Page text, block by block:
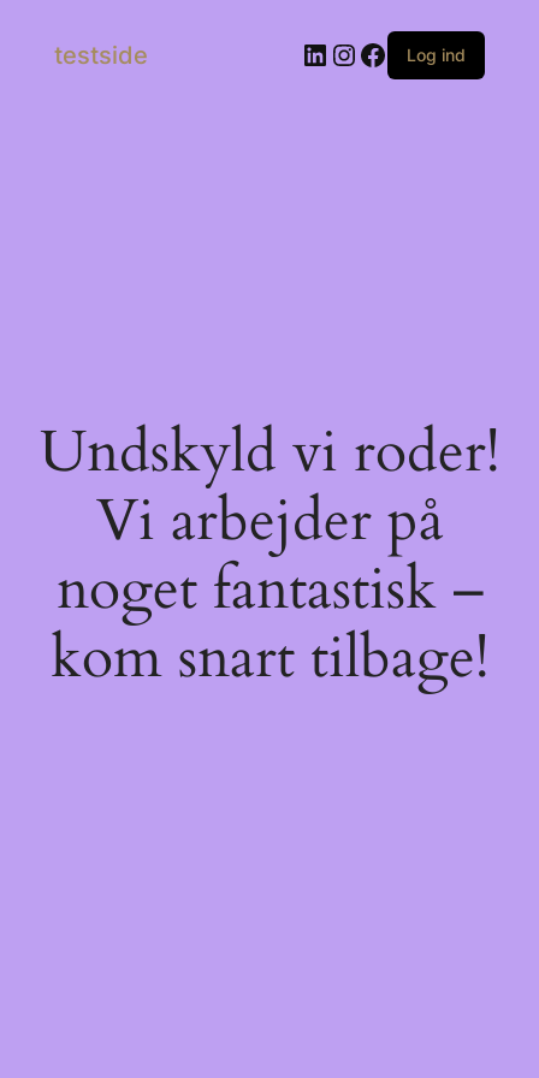
testside LinkedIn
Instagram
Facebook
Log ind
Undskyld vi roder!
Vi arbejder på
noget fantastisk –
kom snart tilbage!